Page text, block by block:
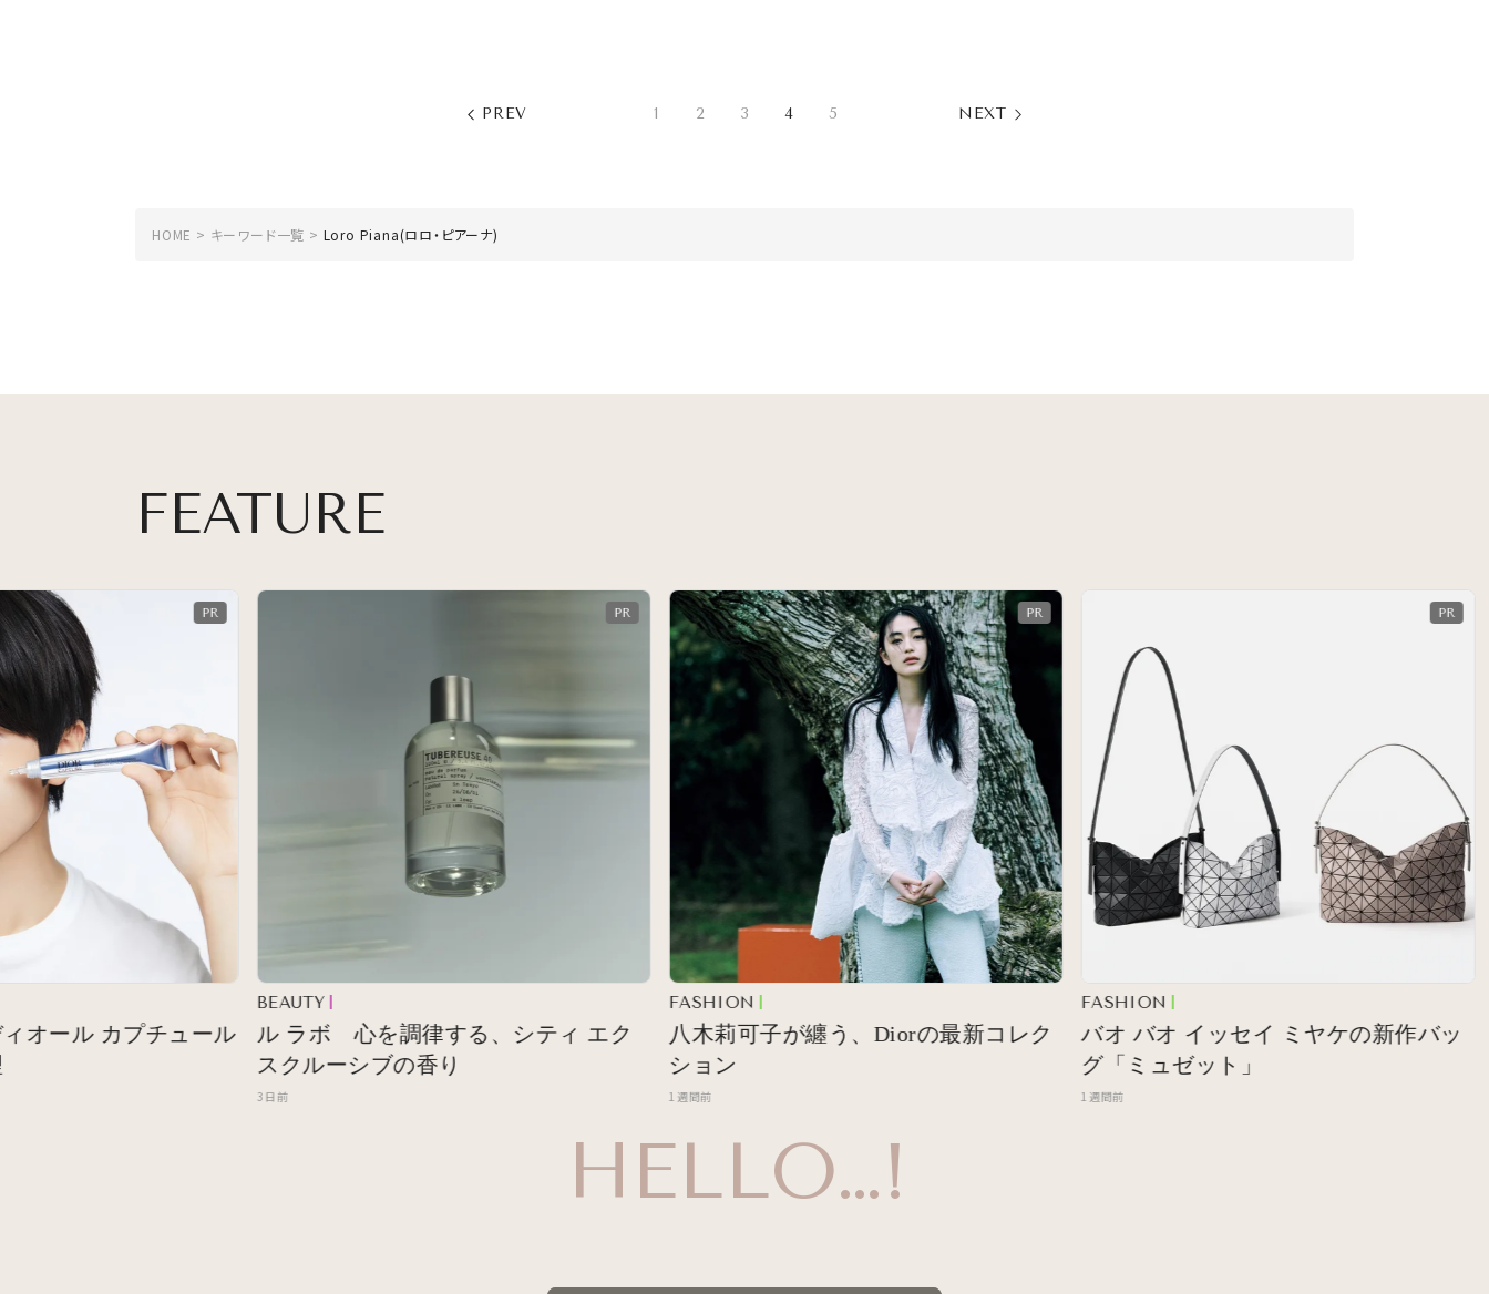
PREV 1 2 3 4 5 NEXT
HOME キーワード一覧 Loro Piana(ロロ・ピアーナ)
FEATURE
HELLO…!
ール カプチュール
BEAUTY
ル ラボ 心を調律する、シティ エク
スクルーシブの香り
FASHION
八木莉可子が纏う、Diorの最新コレク
ション
1週間前
FASHION
バオ バオ イッセイ ミヤケの新作バッ
グ「ミュゼット」
1週間前
見